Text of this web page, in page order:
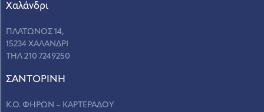
Χαλάνδρι
ΠΛΑΤΩΝΟΣ 14,
15234 ΧΑΛΑΝΔΡΙ
ΤΗΛ 210 7249250
ΣANΤΟΡΙΝΗ
Κ.Ο. ΦΗΡΩΝ – ΚΑΡΤΕΡΑΔΟΥ